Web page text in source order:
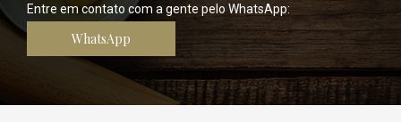
Entre em contato com a gente pelo WhatsApp:
WhatsApp